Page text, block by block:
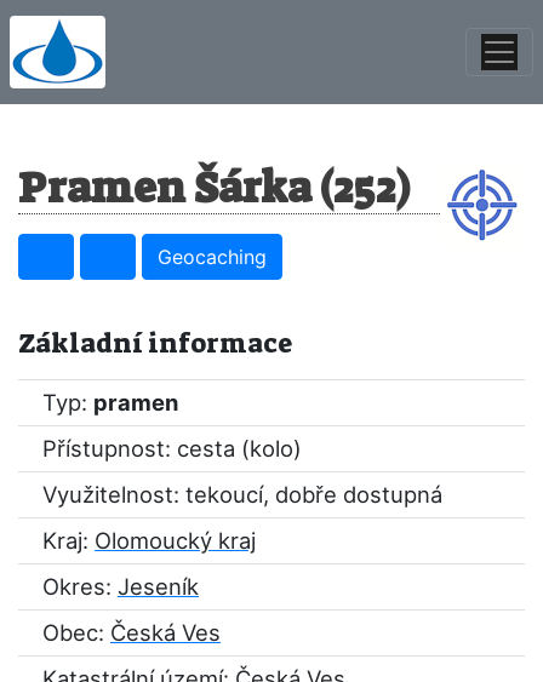
Pramen Šárka (252)
Geocaching
Základní informace
Typ: pramen
Přístupnost: cesta (kolo)
Využitelnost: tekoucí, dobře dostupná
Kraj: Olomoucký kraj
Okres: Jeseník
Obec: Česká Ves